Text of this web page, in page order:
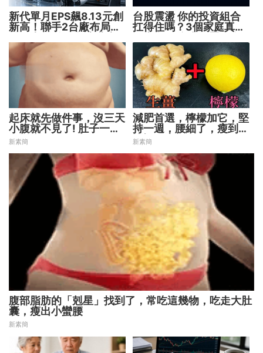
新代單月EPS飆8.13元創
新高！聯手2台廠布局機
機
台股震盪 你的投資組合
扛得住嗎？3個家庭真實
起床就先做件事，沒三天
小腹就不見了! 肚子一天
天變小！
新素簡
減肥首選，檸檬加它，堅
持一週，腰細了，瘦到你
懷疑人生
新素簡
腹部脂肪的「剋星」找到了，常吃這幾物，吃走大肚
囊，瘦出小蠻腰
新素簡